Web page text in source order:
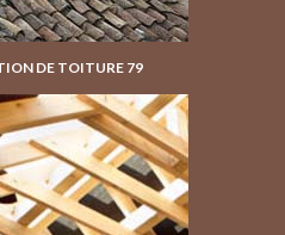
DE TOITURE 79